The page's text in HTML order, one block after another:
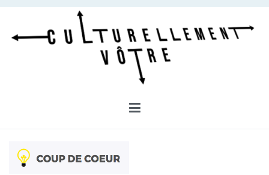
Aller
contenu